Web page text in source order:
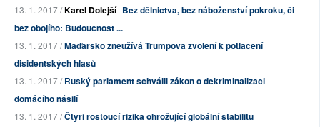
13. 1. 2017 /Karel Dolejší Bez dělnictva, bez náboženství pokroku, či
bez obojího: Budoucnost ...
13. 1. 2017 /Maďarsko zneužívá Trumpova zvolení k potlačení
disidentských hlasů
13. 1. 2017 /Ruský parlament schválil zákon o dekriminalizaci
domácího násilí
13. 1. 2017 /Čtyři rostoucí rizika ohrožující globální stabilitu